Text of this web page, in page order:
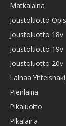
Matkalaina
Joustoluotto
Joustoluotto 18v
Joustoluotto 19v
Joustoluotto 20v
Lainaa
Pienlaina
Pikaluotto
Pikalaina